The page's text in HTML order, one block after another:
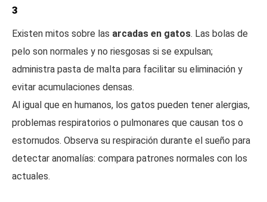
3
Existen mitos sobre las arcadas en gatos. Las bolas de
pelo son normales y no riesgosas si se expulsan;
administra pasta de malta para facilitar su eliminación y
evitar acumulaciones densas.
Al igual que en humanos, los gatos pueden tener alergias,
problemas respiratorios o pulmonares que causan tos o
estornudos. Observa su respiración durante el sueño para
detectar anomalías: compara patrones normales con los
actuales.